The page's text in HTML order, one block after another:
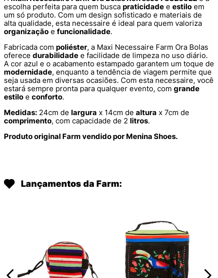
escolha perfeita para quem busca praticidade e estilo em
um só produto. Com um design sofisticado e materiais de
alta qualidade, esta necessaire é ideal para quem valoriza
organização e funcionalidade.
Fabricada com poliéster, a Maxi Necessaire Farm Ora Bolas
oferece durabilidade e facilidade de limpeza no uso diário.
A cor azul e o acabamento estampado garantem um toque de
modernidade, enquanto a tendência de viagem permite que
seja usada em diversas ocasiões. Com esta necessaire, você
estará sempre pronta para qualquer evento, com grande
estilo e conforto.
Medidas: 24cm de largura x 14cm de altura x 7cm de
comprimento, com capacidade de 2 litros.
Produto original Farm vendido por Menina Shoes.
Lançamentos da Farm: